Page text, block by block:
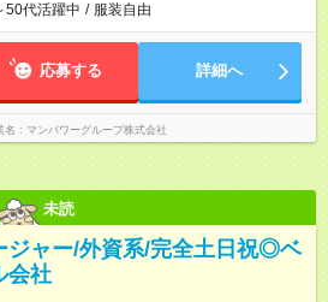
50代活躍中 / 服装自由
応募する 詳細へ
名 マンパワーグループ株式会社
未読
ジャー/外資系/完全土日祝◎ベ
会社